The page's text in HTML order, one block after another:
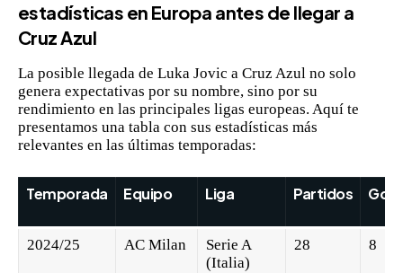
estadísticas en Europa antes de llegar a
Cruz Azul
La posible llegada de Luka Jovic a Cruz Azul no solo
genera expectativas por su nombre, sino por su
rendimiento en las principales ligas europeas. Aquí te
presentamos una tabla con sus estadísticas más
relevantes en las últimas temporadas:
Temporada Equipo Liga Partidos
2024/25 AC Milan
Serie A
(Italia)
28 8